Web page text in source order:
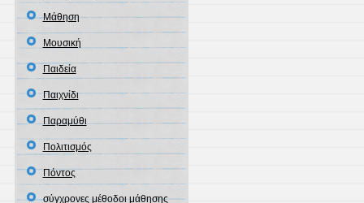
Μάθηση
Μουσική
Παιδεία
Παιχνίδι
Παραμύθι
Πολιτισμός
Πόντος
σύγχρονες μέθοδοι μάθησης